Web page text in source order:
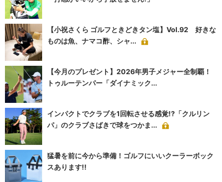
【小祝さくら ゴルフときどきタン塩】Vol.92 好きな
ものは魚、ナマコ酢、シャ...
【今月のプレゼント】2026年男子メジャー全制覇！
トゥルーテンパー「ダイナミック...
インパクトでクラブを1回転させる感覚!?「クルリン
パ」のクラブさばきで球をつかま...
猛暑を前に今から準備！ゴルフにいいクーラーボック
スあります!!